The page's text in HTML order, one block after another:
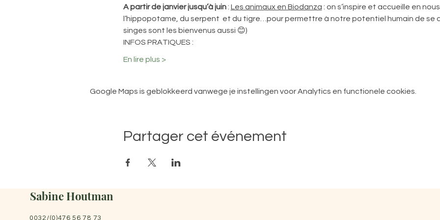
A partir de janvier jusqu’à juin : Les animaux en Biodanza : on s’inspire et accueille en
l’hippopotame, du serpent  et du tigre…pour permettre à notre potentiel humain de se
singes sont les bienvenus aussi 😊)
INFOS PRATIQUES :
En lire plus >
Google Maps is geblokkeerd vanwege je instellingen voor Analytics en functionele cookies.
Partager cet événement
Sabine Houtman
0032/(0)476 56 78 73